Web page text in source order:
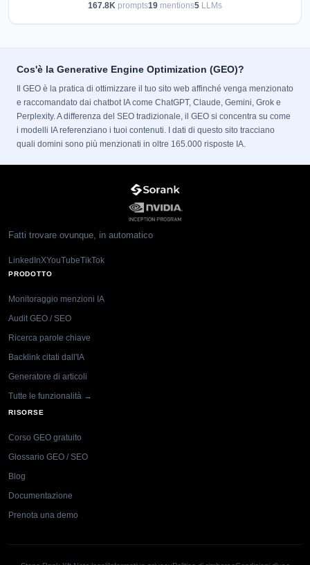
167.8K prompts19 mentions5 LLMs
Cos'è la Generative Engine Optimization (GEO)?
Il GEO è la pratica di ottimizzare il tuo sito web affinché venga menzionato
e raccomandato dai chatbot IA come ChatGPT, Claude, Gemini, Grok e
Perplexity. A differenza del SEO tradizionale, il GEO si concentra su come
i modelli IA referenziano i tuoi contenuti. I dati di questo sito tracciano
quali domini sono più menzionati in oltre 165.000 risposte IA.
Fatti trovare ovunque, in automatico
LinkedInXYouTubeTikTok
PRODOTTO
Monitoraggio menzioni IA
Audit GEO / SEO
Ricerca parole chiave
Backlink citati dall'IA
Generatore di articoli
Tutte le funzionalità →
RISORSE
Corso GEO gratuito
Glossario GEO / SEO
Blog
Documentazione
Prenota una demo